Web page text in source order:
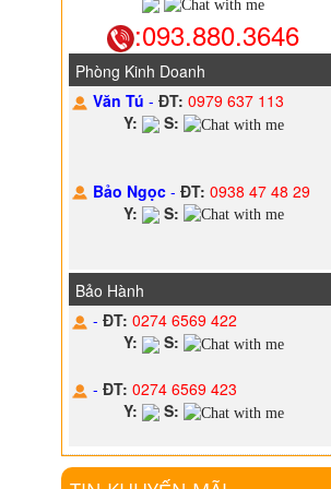
:093.880.3646
Phòng Kinh Doanh
Văn Tú-ĐT: 0979 637 113
Y:
S:
Bảo Ngọc-ĐT: 0938 47 48 29
Y:
S:
Bảo Hành
-ĐT: 0274 6569 422
Y:
S:
-ĐT: 0274 6569 423
Y:
S: